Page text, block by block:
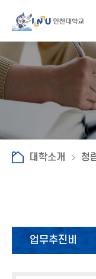
대학소개 청
업무추진비